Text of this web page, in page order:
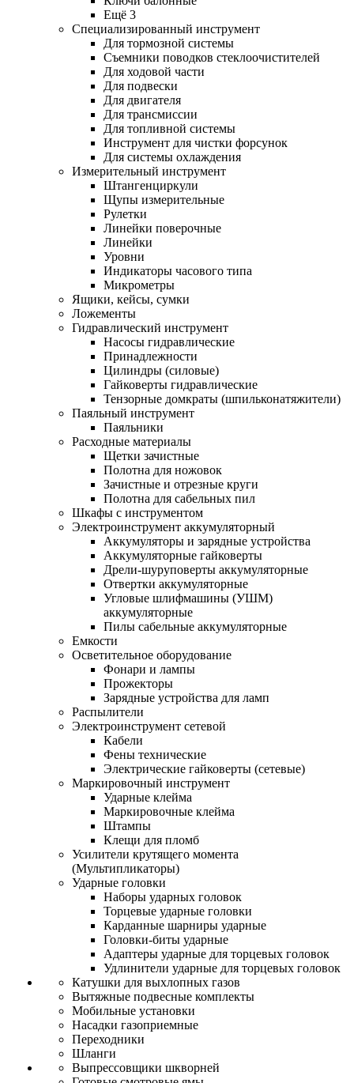
Ещё 3
Специализированный инструмент
Для тормозной системы
Съемники поводков стеклоочистителей
Для ходовой части
Для подвески
Для двигателя
Для трансмиссии
Для топливной системы
Инструмент для чистки форсунок
Для системы охлаждения
Измерительный инструмент
Штангенциркули
Щупы измерительные
Рулетки
Линейки поверочные
Линейки
Уровни
Индикаторы часового типа
Микрометры
Ящики, кейсы, сумки
Ложементы
Гидравлический инструмент
Насосы гидравлические
Принадлежности
Цилиндры (силовые)
Гайковерты гидравлические
Тензорные домкраты (шпильконатяжители)
Паяльный инструмент
Паяльники
Расходные материалы
Щетки зачистные
Полотна для ножовок
Зачистные и отрезные круги
Полотна для сабельных пил
Шкафы с инструментом
Электроинструмент аккумуляторный
Аккумуляторы и зарядные устройства
Аккумуляторные гайковерты
Дрели-шуруповерты аккумуляторные
Отвертки аккумуляторные
Угловые шлифмашины (УШМ)
аккумуляторные
Пилы сабельные аккумуляторные
Емкости
Осветительное оборудование
Фонари и лампы
Прожекторы
Зарядные устройства для ламп
Распылители
Электроинструмент сетевой
Кабели
Фены технические
Электрические гайковерты (сетевые)
Маркировочный инструмент
Ударные клейма
Маркировочные клейма
Штампы
Клещи для пломб
Усилители крутящего момента
(Мультипликаторы)
Ударные головки
Наборы ударных головок
Торцевые ударные головки
Карданные шарниры ударные
Головки-биты ударные
Адаптеры ударные для торцевых головок
Удлинители ударные для торцевых головок
Катушки для выхлопных газов
Вытяжные подвесные комплекты
Мобильные установки
Насадки газоприемные
Переходники
Шланги
Выпрессовщики шкворней